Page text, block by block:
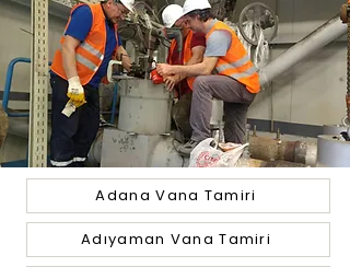
Adana Vana Tamiri
Adıyaman Vana Tamiri